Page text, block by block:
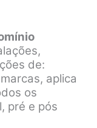
de:
aplica
os
pré e pós